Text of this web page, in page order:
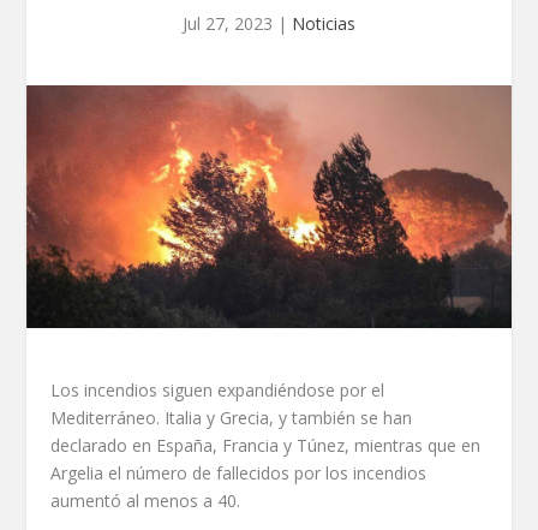
Jul 27, 2023 | Noticias
Los incendios siguen expandiéndose por el
Mediterráneo. Italia y Grecia, y también se han
declarado en España, Francia y Túnez, mientras que en
Argelia el número de fallecidos por los incendios
aumentó al menos a 40.